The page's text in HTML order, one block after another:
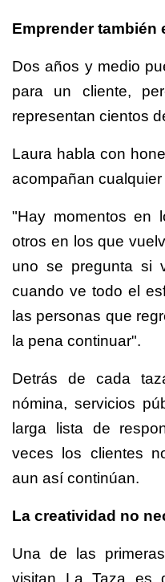
Emprender también
Dos años y medio
para un cliente,
representan cientos
Laura habla con
acompañan
"Hay momentos en
otros en los que
uno se pregunta si
cuando ve todo el
las personas que
la pena continuar".
Detrás de cada
nómina, servicios
larga lista de
veces los clientes
aun así continúan.
La creatividad no
Una de las
visitan La Taza es